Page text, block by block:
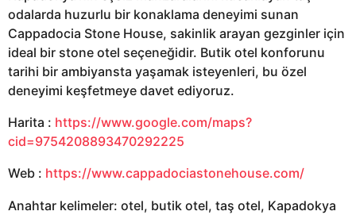
odalarda huzurlu bir konaklama deneyimi sunan
Cappadocia Stone House, sakinlik arayan gezginler için
ideal bir stone otel seçeneğidir. Butik otel konforunu
tarihi bir ambiyansta yaşamak isteyenleri, bu özel
deneyimi keşfetmeye davet ediyoruz.
Harita : https://www.google.com/maps?
cid=9754208893470292225
Web : https://www.cappadociastonehouse.com/
Anahtar kelimeler: otel, butik otel, taş otel, Kapadokya